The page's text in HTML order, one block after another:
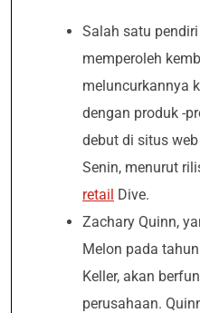
Salah satu
memperoleh
meluncurkannya
dengan produk -
debut di situs
Senin, menurut
retail Dive.
Zachary Quinn,
Melon pada
Keller, akan
perusahaan.